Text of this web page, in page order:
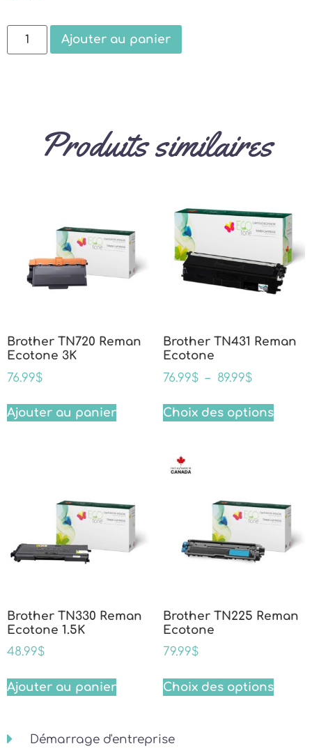
Ajouter au panier
Produits similaires
Brother TN720 Reman
Ecotone 3K
76.99$
Ajouter au panier
Brother TN431 Reman
Ecotone
76.99$ – 89.99$
Choix des options
Brother TN330 Reman
Ecotone 1.5K
48.99$
Ajouter au panier
Brother TN225 Reman
Ecotone
79.99$
Choix des options
Démarrage d'entreprise